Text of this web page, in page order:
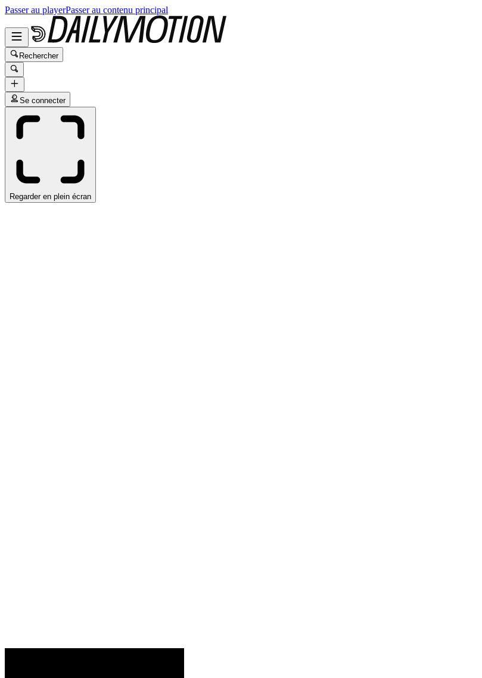
Passer au playerPasser au contenu principal
Rechercher
Se connecter
Regarder en plein écran